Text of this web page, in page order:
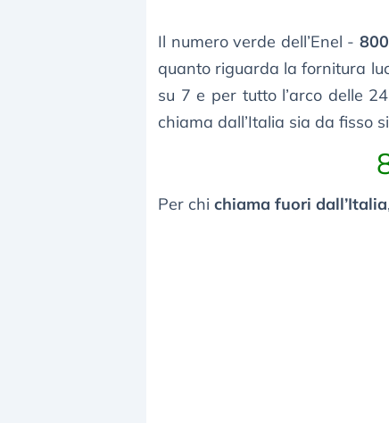
Il numero verde dell’Enel -
quanto riguarda la fornitura
su 7 e per tutto l’arco delle
chiama dall’Italia sia da fisso
Per chi chiama fuori dall’Italia